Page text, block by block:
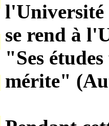
l'Université
se rend à
"Ses
mérite"